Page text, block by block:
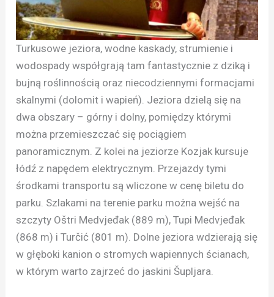
Turkusowe jeziora, wodne kaskady, strumienie i
wodospady współgrają tam fantastycznie z dziką i
bujną roślinnością oraz niecodziennymi formacjami
skalnymi (dolomit i wapień). Jeziora dzielą się na
dwa obszary – górny i dolny, pomiędzy którymi
można przemieszczać się pociągiem
panoramicznym. Z kolei na jeziorze Kozjak kursuje
łódź z napędem elektrycznym. Przejazdy tymi
środkami transportu są wliczone w cenę biletu do
parku. Szlakami na terenie parku można wejść na
szczyty Oštri Medvjeđak (889 m), Tupi Medvjeđak
(868 m) i Turčić (801 m). Dolne jeziora wdzierają się
w głęboki kanion o stromych wapiennych ścianach,
w którym warto zajrzeć do jaskini Šupljara.